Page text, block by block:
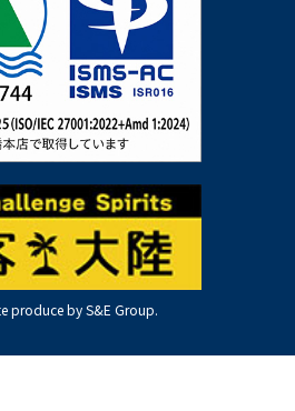
produce by S&E Group.